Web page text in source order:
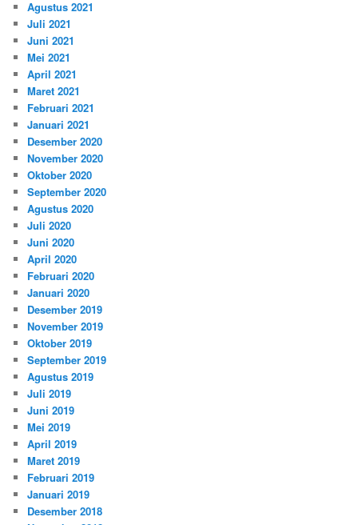
Agustus 2021
Juli 2021
Juni 2021
Mei 2021
April 2021
Maret 2021
Februari 2021
Januari 2021
Desember 2020
November 2020
Oktober 2020
September 2020
Agustus 2020
Juli 2020
Juni 2020
April 2020
Februari 2020
Januari 2020
Desember 2019
November 2019
Oktober 2019
September 2019
Agustus 2019
Juli 2019
Juni 2019
Mei 2019
April 2019
Maret 2019
Februari 2019
Januari 2019
Desember 2018